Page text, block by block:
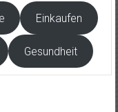
Einkaufen
Gesundheit